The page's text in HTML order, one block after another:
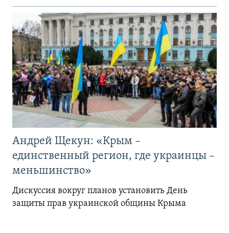
Андрей Щекун: «Крым –
единственный регион, где украинцы –
меньшинство»
Дискуссия вокруг планов установить День
защиты прав украинской общины Крыма